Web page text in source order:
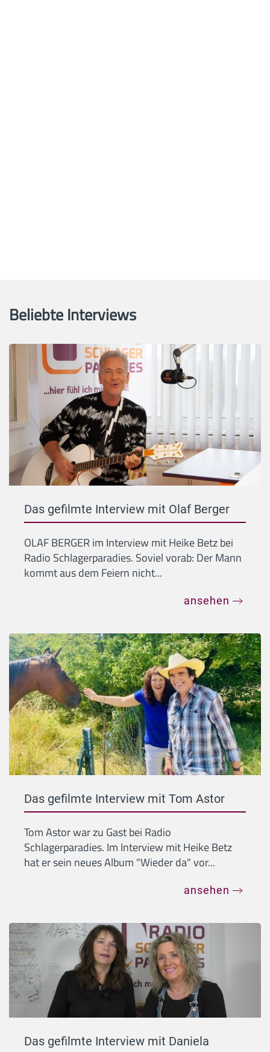
Beliebte Interviews
Das gefilmte Interview mit Olaf Berger
OLAF BERGER im Interview mit Heike Betz bei
Radio Schlagerparadies. Soviel vorab: Der Mann
kommt aus dem Feiern nicht...
ansehen
Das gefilmte Interview mit Tom Astor
Tom Astor war zu Gast bei Radio
Schlagerparadies. Im Interview mit Heike Betz
hat er sein neues Album "Wieder da" vor...
ansehen
Das gefilmte Interview mit Daniela